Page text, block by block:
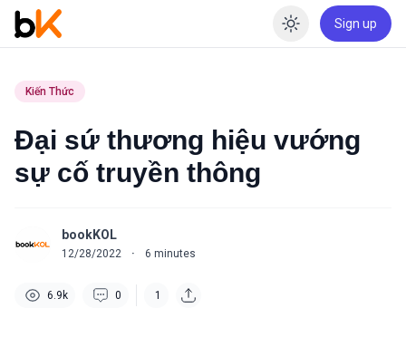
Enable
Sign up
Kiến Thức
Đại sứ thương hiệu vướng
sự cố truyền thông
bookKOL
12/28/2022 · 6 minutes
6.9k 0 1